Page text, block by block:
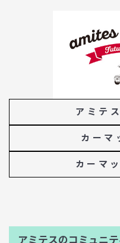
アミテ
カーマ
カーマ
アミテスのコミュニ